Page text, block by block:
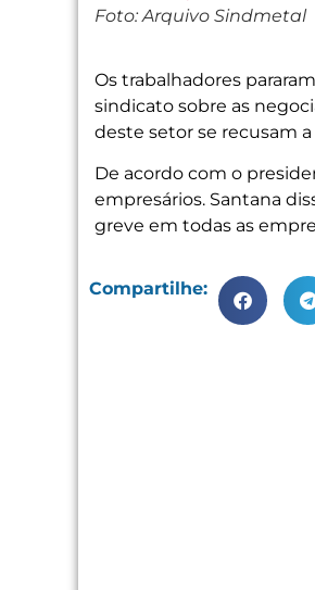
Foto: Arquivo Sindmetal
Os trabalhadores
sindicato sobre as
deste setor se recusam
De acordo com o
empresários. Santana
greve em todas as
Compartilhe: